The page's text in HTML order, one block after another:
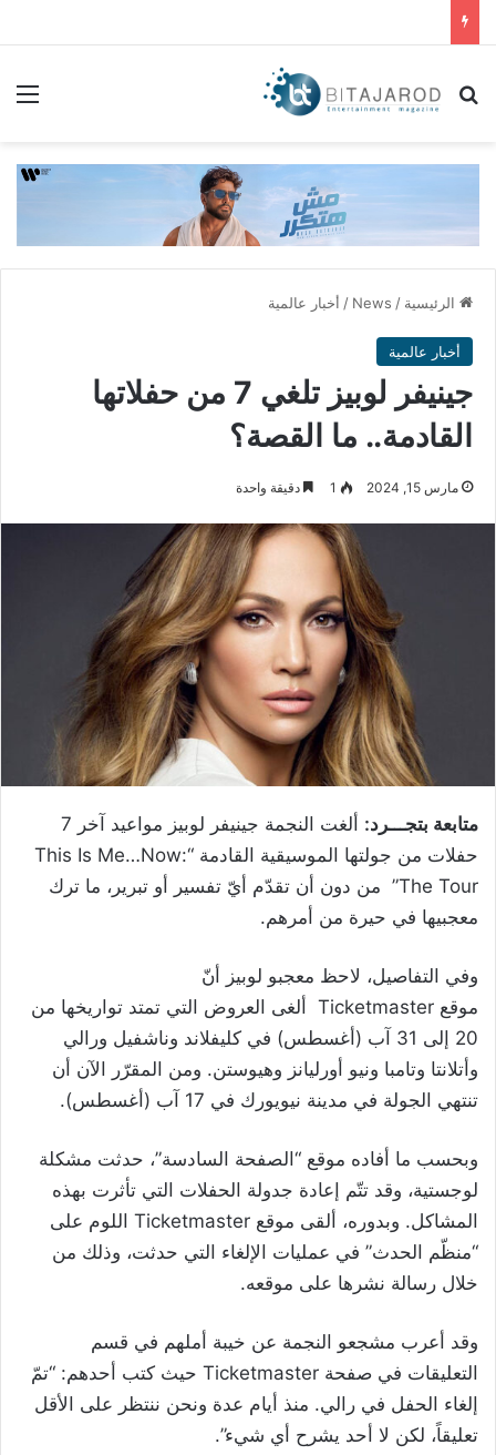
بحث عن
الرئيسية /
News
/ أخبار عالمية
أخبار عالمية
جينيفر لوبيز تلغي 7 من حفلاتها
القادمة.. ما القصة؟
مارس 15, 2024 1 دقيقة واحدة
متابعة بتجـــرد:
ألغت النجمة جينيفر لوبيز مواعيد آخر 7
حفلات من جولتها الموسيقية القادمة “This Is Me…Now:
The Tour” من دون أن تقدّم أيّ تفسير أو تبرير، ما ترك
معجبيها في حيرة من أمرهم.
وفي التفاصيل، لاحظ معجبو لوبيز أنّ
موقع Ticketmaster ألغى العروض التي تمتد تواريخها من
20 إلى 31 آب (أغسطس) في كليفلاند وناشفيل ورالي
وأتلانتا وتامبا ونيو أورليانز وهيوستن. ومن المقرّر الآن أن
تنتهي الجولة في مدينة نيويورك في 17 آب (أغسطس).
وبحسب ما أفاده موقع “الصفحة السادسة”، حدثت مشكلة
لوجستية، وقد تتّم إعادة جدولة الحفلات التي تأثرت بهذه
المشاكل. وبدوره، ألقى موقع Ticketmaster اللوم على
“منظّم الحدث” في عمليات الإلغاء التي حدثت، وذلك من
خلال رسالة نشرها على موقعه.
وقد أعرب مشجعو النجمة عن خيبة أملهم في قسم
التعليقات في صفحة Ticketmaster حيث كتب أحدهم: “تمّ
إلغاء الحفل في رالي. منذ أيام عدة ونحن ننتظر على الأقل
تعليقاً، لكن لا أحد يشرح أي شيء”.